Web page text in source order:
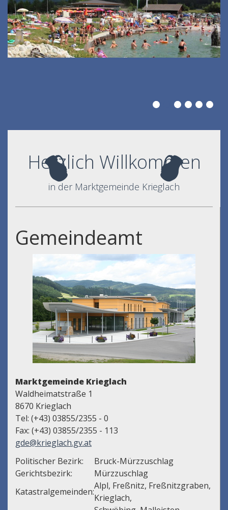
Herzlich Willkommen
in der Marktgemeinde Krieglach
Gemeindeamt
Marktgemeinde Krieglach
Waldheimatstraße 1
8670 Krieglach
Tel: (+43) 03855/2355 - 0
Fax: (+43) 03855/2355 - 113
gde@krieglach.gv.at
Politischer Bezirk:
Bruck-Mürzzuschlag
Gerichtsbezirk:
Mürzzuschlag
Katastralgemeinden:
Alpl, Freßnitz, Freßnitzgraben,
Krieglach,